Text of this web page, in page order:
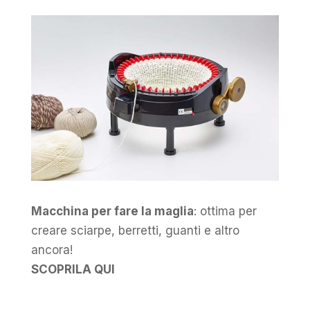
Macchina per fare la maglia: ottima per
creare sciarpe, berretti, guanti e altro
ancora!
SCOPRILA QUI